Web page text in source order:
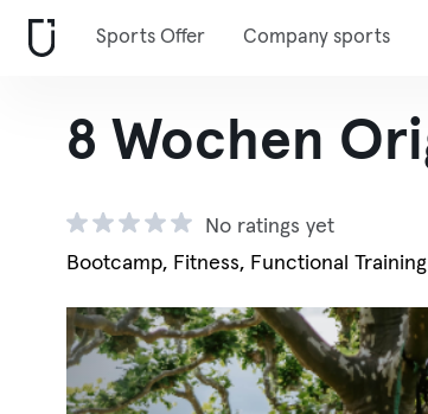
Sports Offer Company sports
8 Wochen
No ratings yet
Bootcamp, Fitness, Functional Training